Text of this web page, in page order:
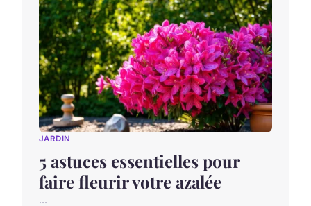
JARDIN
5 astuces essentielles pour
faire fleurir votre azalée
...